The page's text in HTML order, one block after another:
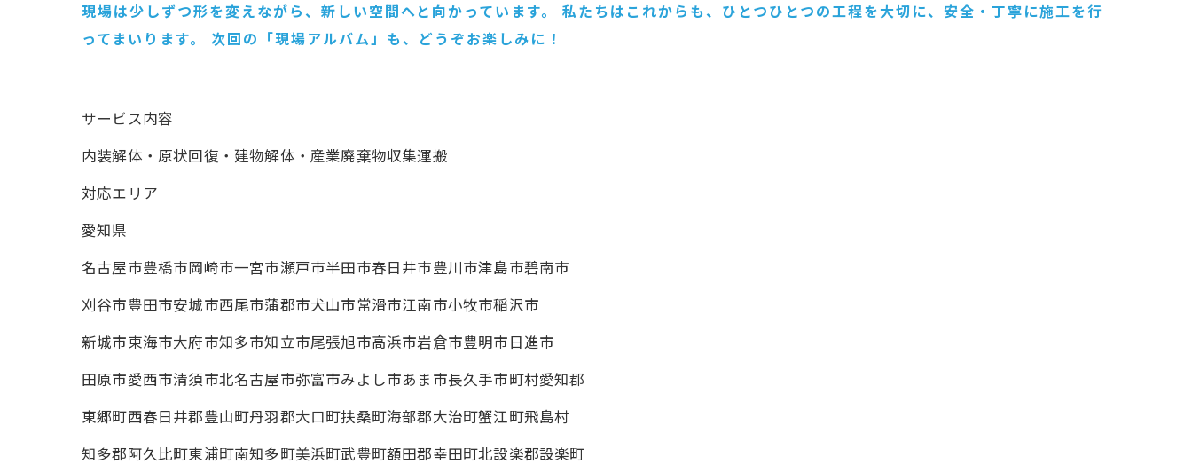
現場は少しずつ形を変えながら、新しい空間へと向かっています。 私たちはこれからも、ひとつひとつの工程を大切に、安全・丁寧に施工を行
ってまいります。 次回の「現場アルバム」も、どうぞお楽しみに！
サービス内容
内装解体・原状回復・建物解体・産業廃棄物収集運搬
対応エリア
愛知県
名古屋市豊橋市岡崎市一宮市瀬戸市半田市春日井市豊川市津島市碧南市
刈谷市豊田市安城市西尾市蒲郡市犬山市常滑市江南市小牧市稲沢市
新城市東海市大府市知多市知立市尾張旭市高浜市岩倉市豊明市日進市
田原市愛西市清須市北名古屋市弥富市みよし市あま市長久手市町村愛知郡
東郷町西春日井郡豊山町丹羽郡大口町扶桑町海部郡大治町蟹江町飛島村
知多郡阿久比町東浦町南知多町美浜町武豊町額田郡幸田町北設楽郡設楽町